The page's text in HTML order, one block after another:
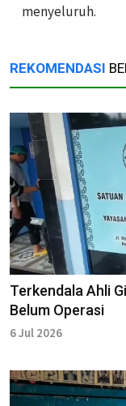
menyeluruh.
REKOMENDASI
Terkendala Ahli
Belum Operasi
6 Jul 2026